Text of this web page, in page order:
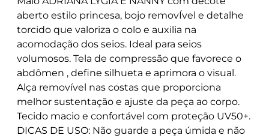
aberto estilo princesa, bojo removÍvel e detalhe
torcido que valoriza o colo e auxilia na
acomodação dos seios. Ideal para seios
volumosos. Tela de compressão que favorece o
abdômen , define silhueta e aprimora o visual.
Alça removível nas costas que proporciona
melhor sustentação e ajuste da peça ao corpo.
Tecido macio e confortável com proteção UV50+.
DICAS DE USO: Não guarde a peça úmida e não